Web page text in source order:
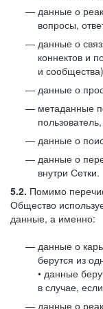
данные о
вопросы,
данные о
коннектов и
и
данные о
метаданные
данные о
данные о
внутри Сетки.
5.2. Помимо
Общество
данные, а именно:
данные о
берутся из
• данные
в случае,
данные о